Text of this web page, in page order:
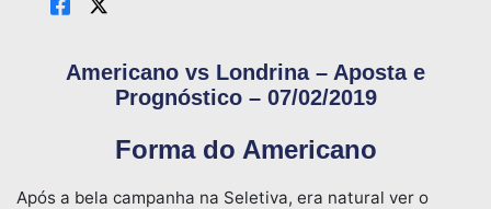
Americano vs Londrina – Aposta e
Prognóstico – 07/02/2019
Forma do Americano
Após a bela campanha na Seletiva, era natural ver o